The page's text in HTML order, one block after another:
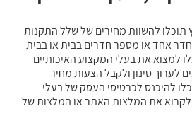
להשוות מחירים של שלל התקנות
אחד או מספר חדרים בבית או בבית
למצוא את בעלי המקצוע האיכותיים
לערוך סינון ולקבל הצעות מחיר
להיכנס לכרטיסי העסק של בעלי
את המלצות האתר או המלצות של